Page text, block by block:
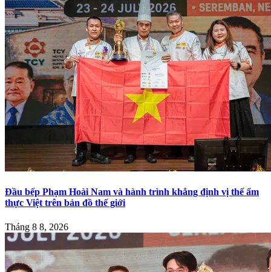
Đầu bếp Phạm Hoài Nam và hành trình khẳng định vị thế ẩm
thực Việt trên bản đồ thế giới
Tháng 8 8, 2026